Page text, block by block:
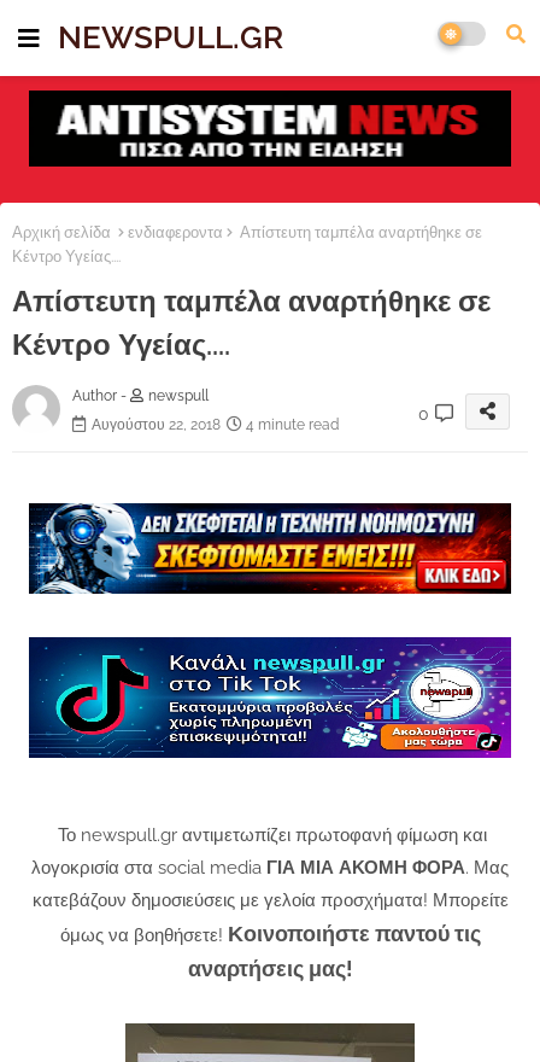
NEWSPULL.GR
Αρχική σελίδα ενδιαφεροντα
Απίστευτη ταμπέλα αναρτήθηκε σε
Κέντρο Υγείας....
Απίστευτη ταμπέλα αναρτήθηκε σε
Κέντρο Υγείας....
Author -
newspull
Αυγούστου 22, 2018
4 minute read
0
Το newspull.gr αντιμετωπίζει πρωτοφανή φίμωση και
λογοκρισία στα social media ΓΙΑ ΜΙΑ ΑΚΟΜΗ ΦΟΡΑ. Μας
κατεβάζουν δημοσιεύσεις με γελοία προσχήματα! Μπορείτε
όμως να βοηθήσετε! Κοινοποιήστε παντού τις
αναρτήσεις μας!